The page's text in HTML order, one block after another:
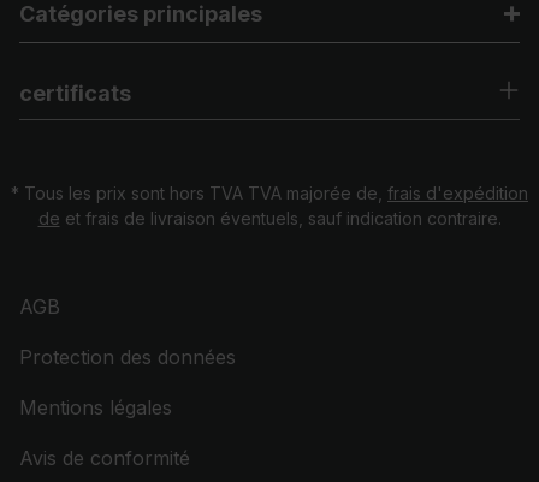
Catégories principales
certificats
* Tous les prix sont hors TVA TVA majorée de, frais d'expédition
de et frais de livraison éventuels, sauf indication contraire.
AGB
Protection des données
Mentions légales
Avis de conformité